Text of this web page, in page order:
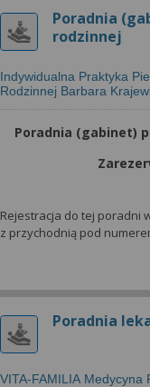
Poradnia
rodzinnej
Indywidualna Praktyka
Rodzinnej Barbara
Poradnia (gabinet)
Rejestracja do tej poradni
z przychodnią pod
Poradnia
VITA-FAMILIA Medycyna